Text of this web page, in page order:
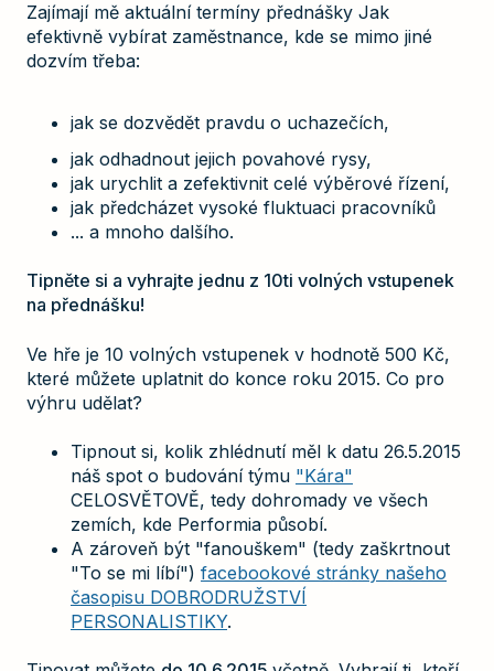
Zajímají mě aktuální termíny přednášky Jak
efektivně vybírat zaměstnance, kde se mimo jiné
dozvím třeba:
jak se dozvědět pravdu o uchazečích,
jak odhadnout jejich povahové rysy,
jak urychlit a zefektivnit celé výběrové řízení,
jak předcházet vysoké fluktuaci pracovníků
... a mnoho dalšího.
Tipněte si a vyhrajte jednu z 10ti volných vstupenek
na přednášku!
Ve hře je 10 volných vstupenek v hodnotě 500 Kč,
které můžete uplatnit do konce roku 2015. Co pro
výhru udělat?
Tipnout si, kolik zhlédnutí měl k datu 26.5.2015
náš spot o budování týmu "Kára"
CELOSVĚTOVĚ, tedy dohromady ve všech
zemích, kde Performia působí.
A zároveň být "fanouškem" (tedy zaškrtnout
"To se mi líbí") facebookové stránky našeho
časopisu DOBRODRUŽSTVÍ
PERSONALISTIKY.